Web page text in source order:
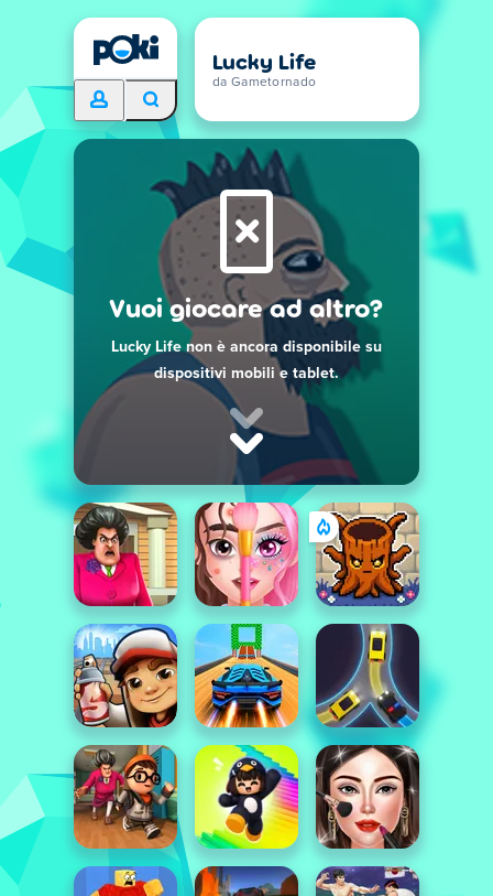
Lucky Life
da Gametornado
Vuoi giocare ad altro?
Lucky Life non è ancora disponibile su
dispositivi mobili e tablet.